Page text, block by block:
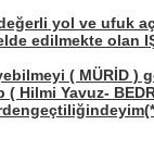
yol ve ufuk
edilmekte olan
( MÜRİD )
Yavuz-